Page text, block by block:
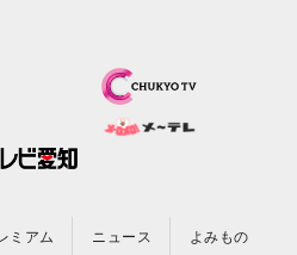
ミアム ニュース よみもの